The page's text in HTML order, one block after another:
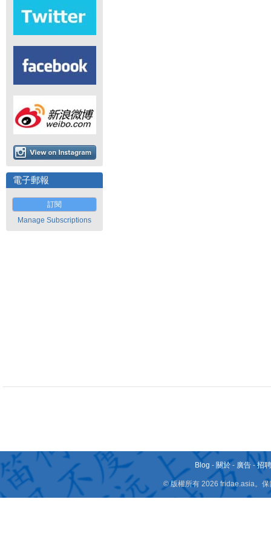
電子郵報
訂閱
Manage Subscriptions
Blog - 關於 - 廣告 -招
© 版權所有 2026 fridae.asia。